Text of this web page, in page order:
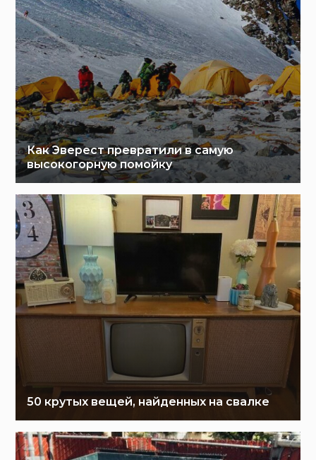
Как Эверест превратили в самую
высокогорную помойку
50 крутых вещей, найденных на свалке